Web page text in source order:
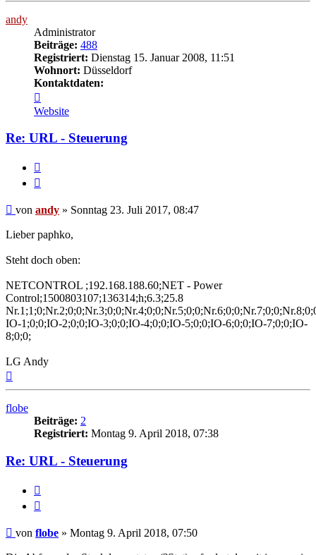
andy
Administrator
Beiträge: 488
Registriert: Dienstag 15. Januar 2008, 11:51
Wohnort: Düsseldorf
Kontaktdaten:
von
andy
Website
Re: URL - Steuerung
Beitrag
von andy » Sonntag 23. Juli 2017, 08:47
Lieber paphko,
Steht doch oben:
NETCONTROL ;192.168.188.60;NET - Power
Control;1500803107;136314;h;6.3;25.8
IO-1;0;0;IO-2;0;0;IO-3;0;0;IO-4;0;0;IO-5;0;0;IO-6;0;0;IO-7;0;0;IO-
8;0;0;
LG Andy
flobe
Beiträge: 2
Registriert: Montag 9. April 2018, 07:38
Re: URL - Steuerung
Beitrag
von flobe » Montag 9. April 2018, 07:50